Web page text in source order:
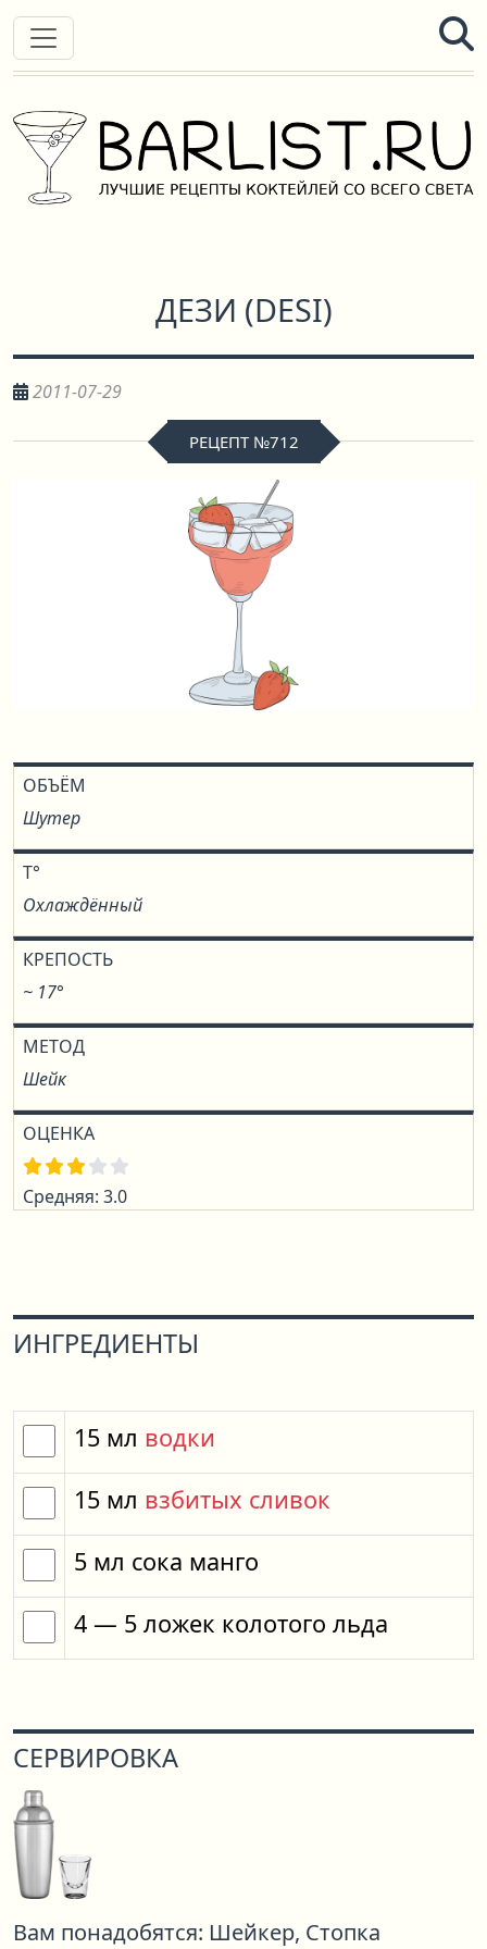
ДЕЗИ (DESI)
2011-07-29
РЕЦЕПТ №712
ОБЪЁМ
Шутер
T°
Охлаждённый
КРЕПОСТЬ
~ 17°
МЕТОД
Шейк
ОЦЕНКА
Средняя: 3.0
ИНГРЕДИЕНТЫ
15 мл водки
15 мл взбитых сливок
5 мл сока манго
4 — 5 ложек колотого льда
СЕРВИРОВКА
Вам понадобятся: Шейкер, Стопка